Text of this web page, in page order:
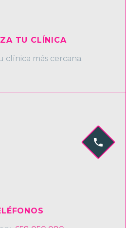
TU CLÍNICA
clínica más cercana.

